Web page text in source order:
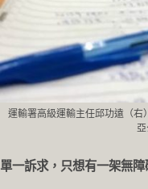
運輸署高級運輸主任邱功遠（
單一訴求，只想有一架無